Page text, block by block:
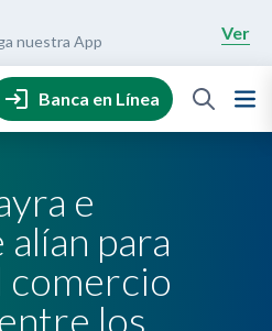
nuestra App Ver
Banca en Línea
e
alían para
comercio
los